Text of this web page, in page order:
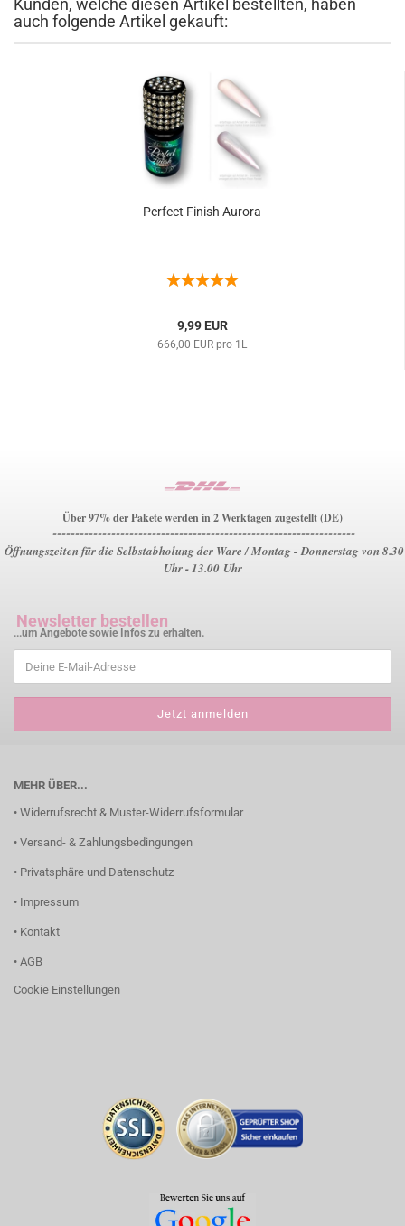
Kunden, welche diesen Artikel bestellten, haben
auch folgende Artikel gekauft:
Perfect Finish Aurora
9,99 EUR
666,00 EUR pro 1L
Über 97% der Pakete werden in 2 Werktagen zugestellt (DE)
-------------------------------------------------------------------
Öffnungszeiten für die Selbstabholung der Ware / Montag - Donnerstag von 8.30
Uhr - 13.00 Uhr
Newsletter bestellen
...um Angebote sowie Infos zu erhalten.
MEHR ÜBER...
• Widerrufsrecht & Muster-Widerrufsformular
• Versand- & Zahlungsbedingungen
• Privatsphäre und Datenschutz
• Impressum
• Kontakt
• AGB
Cookie Einstellungen